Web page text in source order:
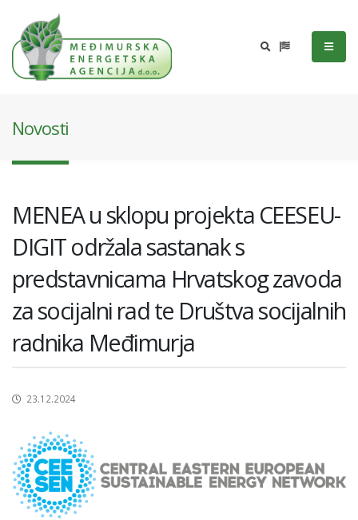
Novosti
MENEA u sklopu projekta CEESEU-
DIGIT održala sastanak s
predstavnicama Hrvatskog zavoda
za socijalni rad te Društva socijalnih
radnika Međimurja
23.12.2024